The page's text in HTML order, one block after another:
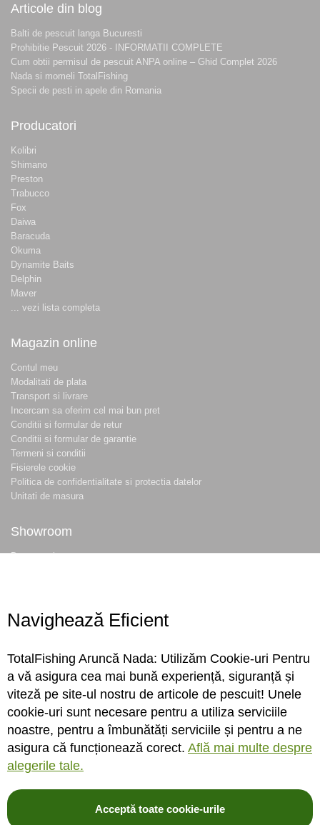
Articole din blog
Balti de pescuit langa Bucuresti
Prohibitie Pescuit 2026 - INFORMATII COMPLETE
Cum obtii permisul de pescuit ANPA online – Ghid Complet 2026
Nada si momeli TotalFishing
Specii de pesti in apele din Romania
Producatori
Kolibri
Shimano
Preston
Trabucco
Fox
Daiwa
Baracuda
Okuma
Dynamite Baits
Delphin
Maver
... vezi lista completa
Magazin online
Contul meu
Modalitati de plata
Transport si livrare
Incercam sa oferim cel mai bun pret
Conditii si formular de retur
Conditii si formular de garantie
Termeni si conditii
Fisierele cookie
Politica de confidentialitate si protectia datelor
Unitati de masura
Showroom
Despre noi
Conecteaza-te
Sa ne cunoastem mai bine. Vino alaturi de noi pe reteaua ta preferata. Te
asteptam cu stiri, surprize, concursuri, premii ...
Navighează Eficient
TotalFishing Aruncă Nada: Utilizăm Cookie-uri Pentru
a vă asigura cea mai bună experiență, siguranță și
viteză pe site-ul nostru de articole de pescuit! Unele
cookie-uri sunt necesare pentru a utiliza serviciile
noastre, pentru a îmbunătăți serviciile și pentru a ne
asigura că funcționează corect. Află mai multe despre
alegerile tale.
Acceptă toate cookie-urile